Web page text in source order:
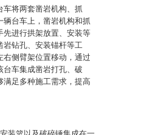
车将两套凿岩机构、抓
台车上，凿岩机构和抓
先进行拱架放置、安装等
岩钻孔、安装锚杆等工
右侧臂架位置移动，通过
台车集成凿岩打孔、破
满足多种施工需求，提高